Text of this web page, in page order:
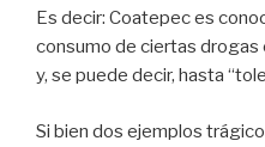
Es decir: Coatepec es
consumo de ciertas drogas
y, se puede decir, hasta
Si bien dos ejemplos